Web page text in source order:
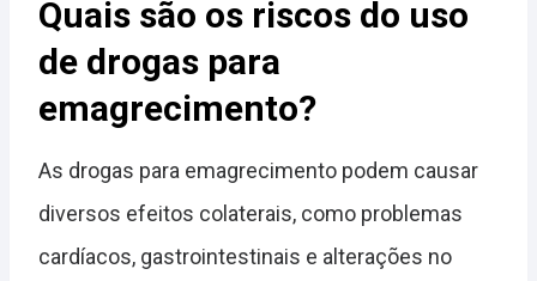
Quais são os riscos do uso
de drogas para
emagrecimento?
As drogas para emagrecimento podem causar
diversos efeitos colaterais, como problemas
cardíacos, gastrointestinais e alterações no